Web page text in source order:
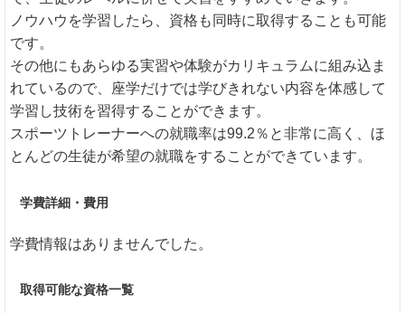
ノウハウを学習したら、資格も同時に取得することも可能
です。
その他にもあらゆる実習や体験がカリキュラムに組み込ま
れているので、座学だけでは学びきれない内容を体感して
学習し技術を習得することができます。
スポーツトレーナーへの就職率は99.2％と非常に高く、ほ
とんどの生徒が希望の就職をすることができています。
学費詳細・費用
学費情報はありませんでした。
取得可能な資格一覧